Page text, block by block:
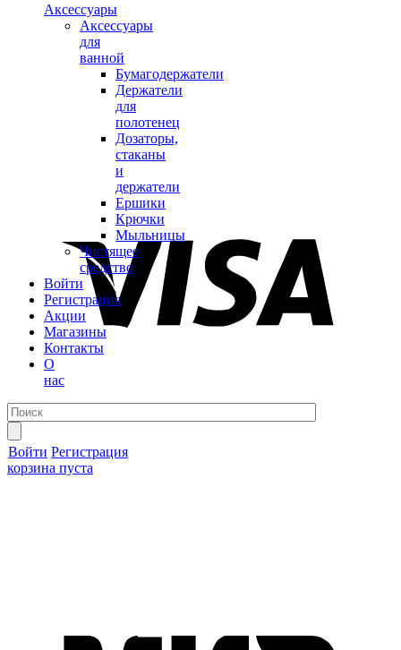
Аксессуары
Аксессуары
для
ванной
Бумагодержатели
Держатели
для
полотенец
Дозаторы,
стаканы
и
держатели
Ершики
Крючки
Мыльницы
Чистящее
средство
Войти
Регистрация
Акции
Магазины
Контакты
О
нас
Войти Регистрация
корзина пуста